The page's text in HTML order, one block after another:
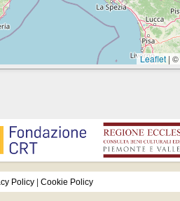
Leaflet | ©
Policy Cookie Policy